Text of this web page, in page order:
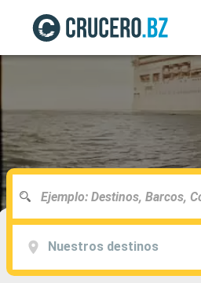
Nuestros destinos